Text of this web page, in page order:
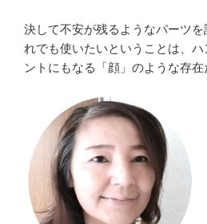
決して不安が残るようなパーツ
れでも使いたいということは、
ントにもなる「顔」のような存在